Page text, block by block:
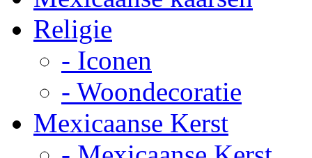
Religie
- Iconen
- Woondecoratie
Mexicaanse Kerst